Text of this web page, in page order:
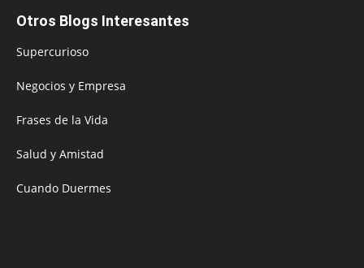
Otros Blogs Interesantes
Supercurioso
Negocios y Empresa
Frases de la Vida
Salud y Amistad
Cuando Duermes